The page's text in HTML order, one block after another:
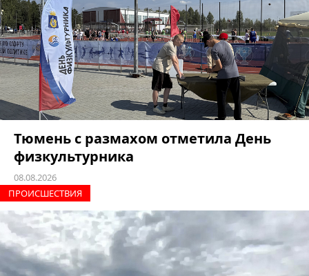
Тюмень с размахом отметила День
физкультурника
08.08.2026
ПРОИCШЕСТВИЯ